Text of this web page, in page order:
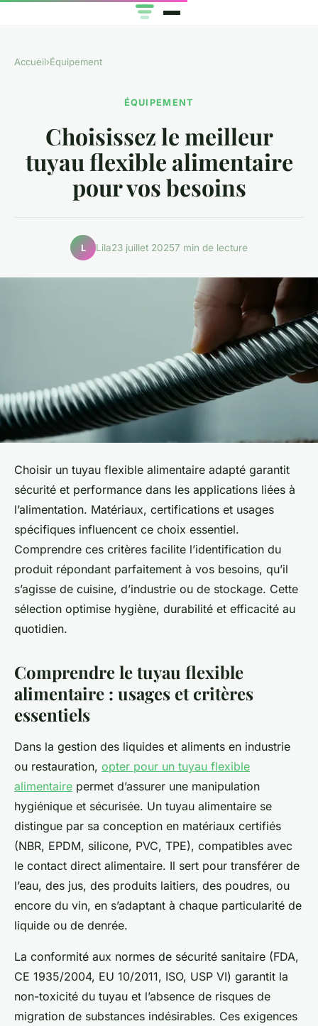
Accueil›Équipement
ÉQUIPEMENT
Choisissez le meilleur
tuyau flexible alimentaire
pour vos besoins
L Lila23 juillet 20257 min de lecture
Choisir un tuyau flexible alimentaire adapté garantit
sécurité et performance dans les applications liées à
l’alimentation. Matériaux, certifications et usages
spécifiques influencent ce choix essentiel.
Comprendre ces critères facilite l’identification du
produit répondant parfaitement à vos besoins, qu’il
s’agisse de cuisine, d’industrie ou de stockage. Cette
sélection optimise hygiène, durabilité et efficacité au
quotidien.
Comprendre le tuyau flexible
alimentaire : usages et critères
essentiels
Dans la gestion des liquides et aliments en industrie
ou restauration, opter pour un tuyau flexible
alimentaire permet d’assurer une manipulation
hygiénique et sécurisée. Un tuyau alimentaire se
distingue par sa conception en matériaux certifiés
(NBR, EPDM, silicone, PVC, TPE), compatibles avec
le contact direct alimentaire. Il sert pour transférer de
l’eau, des jus, des produits laitiers, des poudres, ou
encore du vin, en s’adaptant à chaque particularité de
liquide ou de denrée.
La conformité aux normes de sécurité sanitaire (FDA,
CE 1935/2004, EU 10/2011, ISO, USP VI) garantit la
non-toxicité du tuyau et l’absence de risques de
migration de substances indésirables. Ces exigences